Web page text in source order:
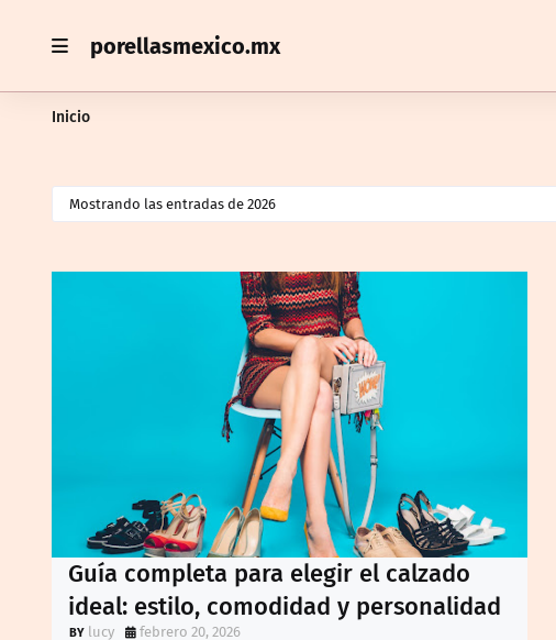
porellasmexico.mx
Inicio
Mostrando las entradas de 2026
Guía completa para elegir el calzado
ideal: estilo, comodidad y personalidad
lucy
febrero 20, 2026